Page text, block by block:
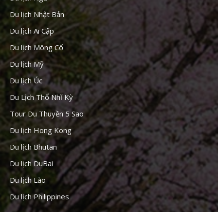
Du lịch Nhật Bản
Du lịch Ai Cập
Du lịch Mông Cổ
Du lịch Mỹ
Du lịch Úc
Du Lịch Thổ Nhĩ Kỳ
Tour Du Thuyền 5 Sao
Du lịch Hong Kong
Du lịch Bhutan
Du lịch DuBai
Du lịch Lào
Du lịch Philippines